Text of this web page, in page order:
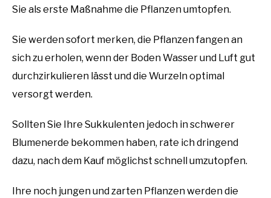
Sie als erste Maßnahme die Pflanzen umtopfen.
Sie werden sofort merken, die Pflanzen fangen an
sich zu erholen, wenn der Boden Wasser und Luft gut
durchzirkulieren lässt und die Wurzeln optimal
versorgt werden.
Sollten Sie Ihre Sukkulenten jedoch in schwerer
Blumenerde bekommen haben, rate ich dringend
dazu, nach dem Kauf möglichst schnell umzutopfen.
Ihre noch jungen und zarten Pflanzen werden die